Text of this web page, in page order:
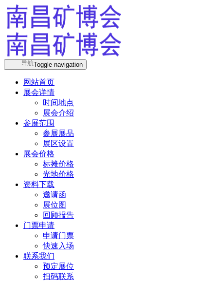
导航Toggle navigation
网站首页
展会详情
时间地点
展会介绍
参展范围
参展展品
展区设置
展会价格
标摊价格
光地价格
资料下载
邀请函
展位图
回顾报告
门票申请
申请门票
快速入场
联系我们
预定展位
扫码联系